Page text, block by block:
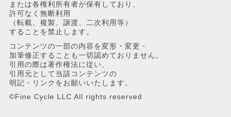
2025最新版！ eBay・ペイオニア ア
カウント作成 と連携【eBay輸出の
始め方】
2025年5月4日
または各権利所有者が保有しており、
許可なく無断利用
（転載、複製、譲渡、二次利用等）
することを禁止します。
コンテンツの一部の内容を変形・変更・
加筆修正することも一切認めておりません。
引用の際は著作権法に従い、
引用元として当該コンテンツの
明記・リンクをお願いいたします。
©︎Fine Cycle LLC All rights reserved